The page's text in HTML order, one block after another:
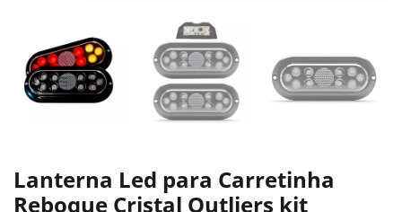
Lanterna Led para Carretinha
Reboque Cristal Outliers kit